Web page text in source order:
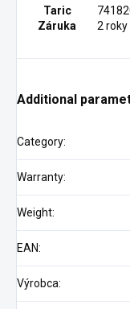
Taric
Záruka
2 roky
Additional
Category:
Warranty:
Weight:
EAN:
Výrobca: